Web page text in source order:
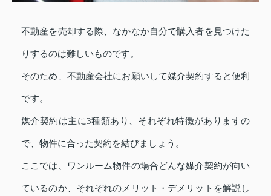
不動産を売却する際、なかなか自分で購入者を見つけた
りするのは難しいものです。
そのため、不動産会社にお願いして媒介契約すると便利
です。
媒介契約は主に3種類あり、それぞれ特徴がありますの
で、物件に合った契約を結びましょう。
ここでは、ワンルーム物件の場合どんな媒介契約が向い
ているのか、それぞれのメリット・デメリットを解説し